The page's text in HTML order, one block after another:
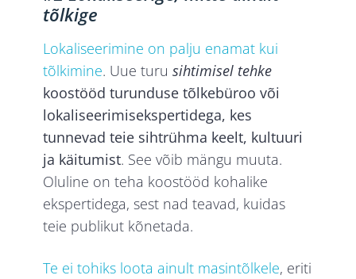
tõlkige
Lokaliseerimine on palju enamat kui
tõlkimine. Uue turu sihtimisel tehke
koostööd turunduse tõlkebüroo või
lokaliseerimisekspertidega, kes
tunnevad teie sihtrühma keelt, kultuuri
ja käitumist. See võib mängu muuta.
Oluline on teha koostööd kohalike
ekspertidega, sest nad teavad, kuidas
teie publikut kõnetada.
Te ei tohiks loota ainult masintõlkele, eriti